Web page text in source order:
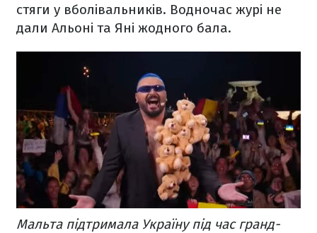
стяги у вболівальників. Водночас журі не
дали Альоні та Яні жодного бала.
Мальта підтримала Україну під час гранд-